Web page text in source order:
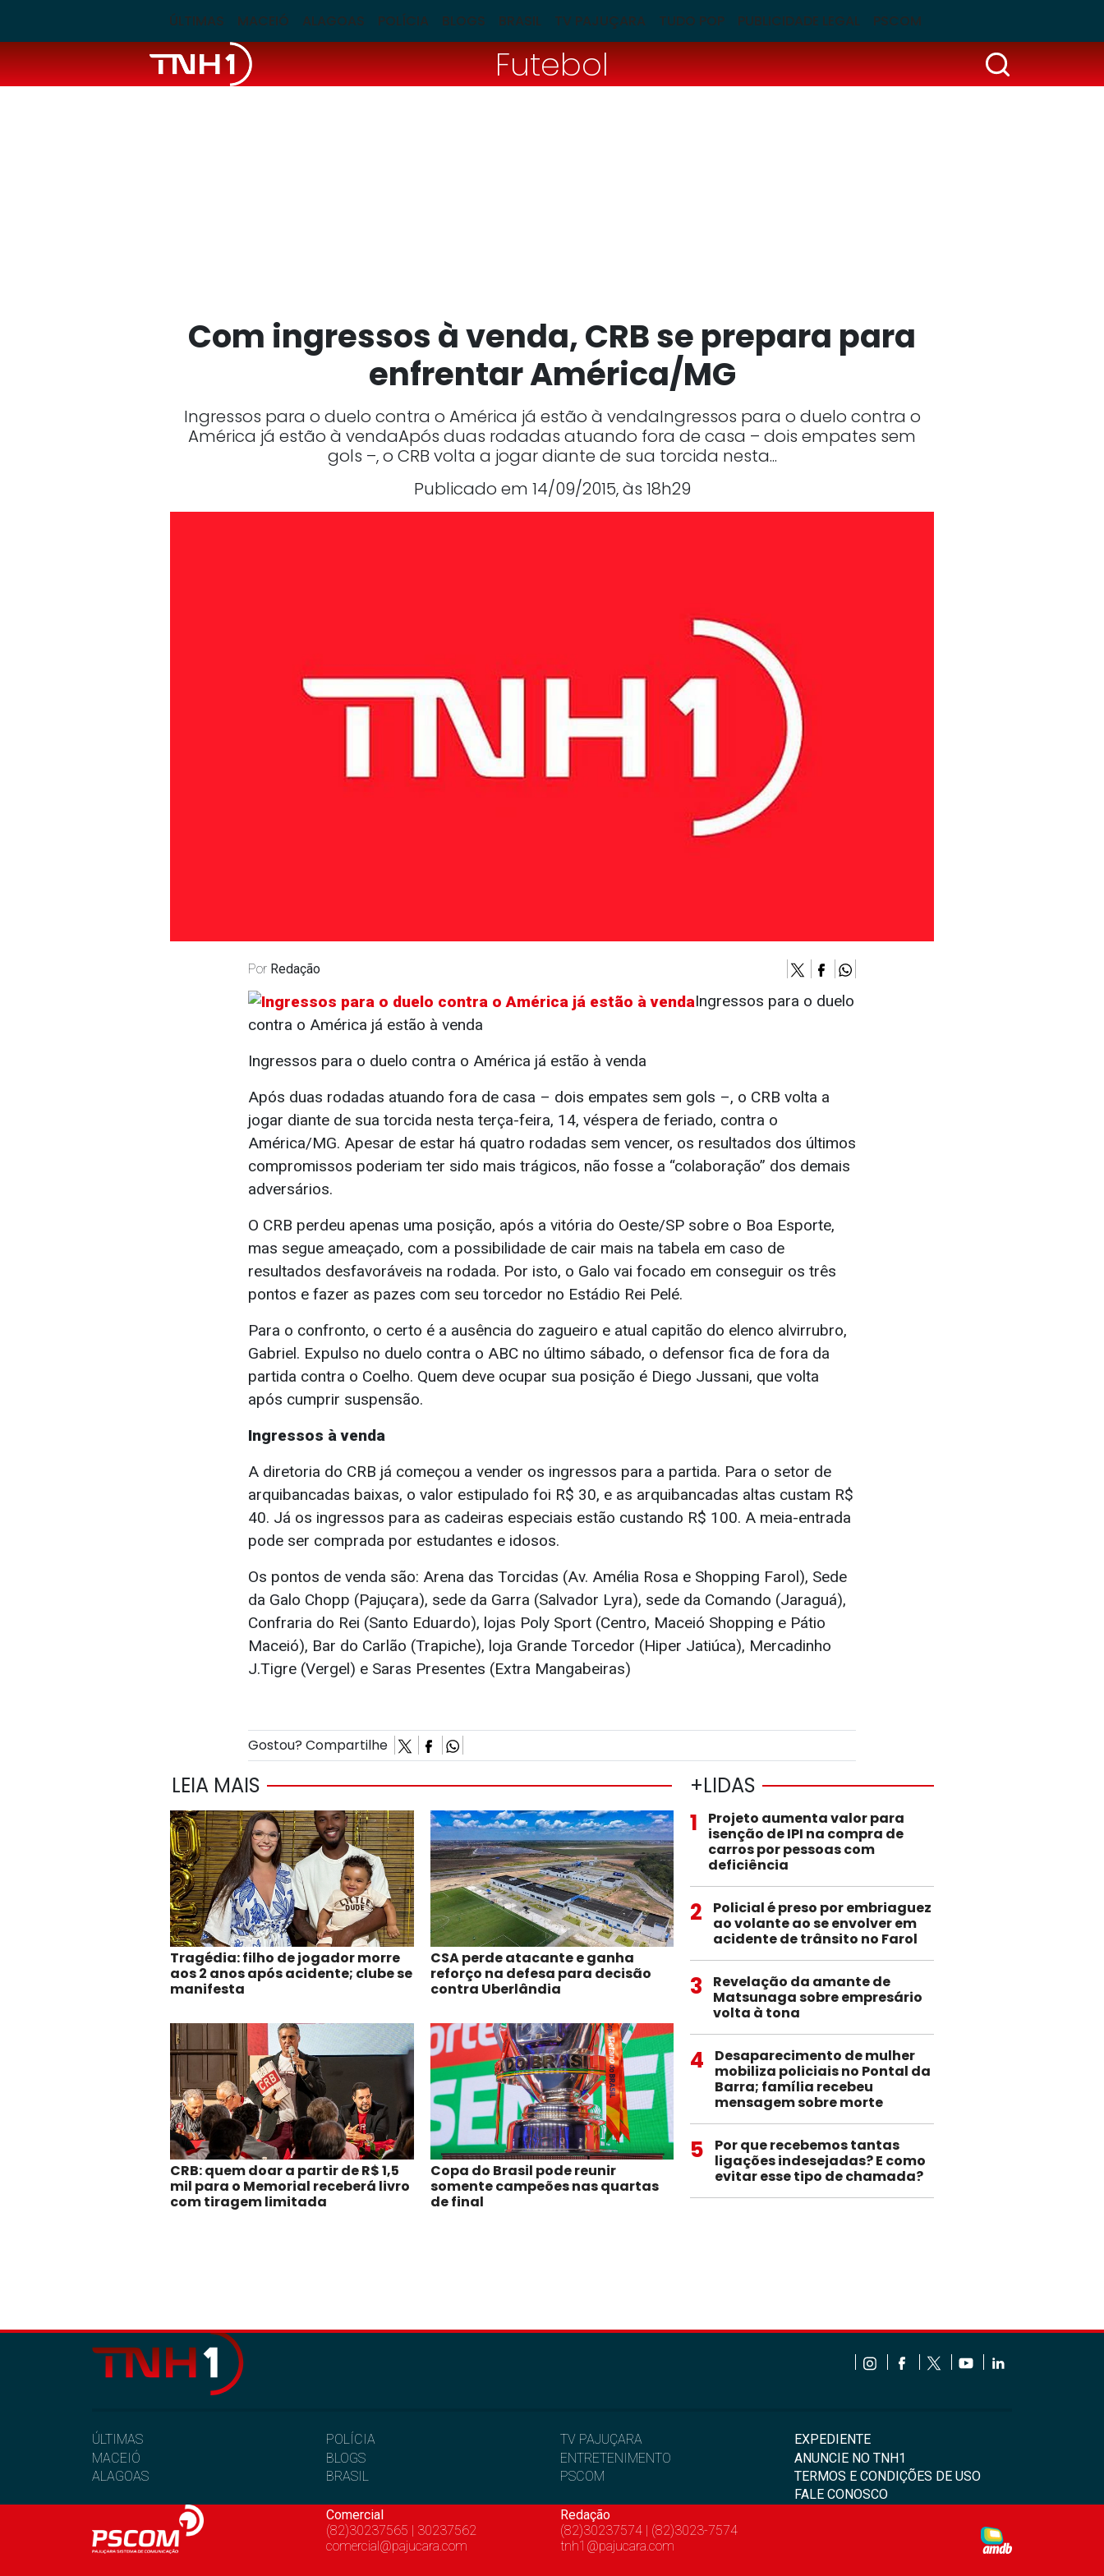
ÚLTIMAS MACEIÓ ALAGOAS POLÍCIA BLOGS BRASIL TV PAJUÇARA TUDO POP PUBLICIDADE LEGAL PSCOM
Futebol
Com ingressos à venda, CRB se prepara para
enfrentar América/MG
Ingressos para o duelo contra o América já estão à vendaIngressos para o duelo contra o
América já estão à vendaApós duas rodadas atuando fora de casa – dois empates sem
gols –, o CRB volta a jogar diante de sua torcida nesta...
Publicado em 14/09/2015, às 18h29
Por Redação
Ingressos para o duelo
contra o América já estão à venda
Ingressos para o duelo contra o América já estão à venda
Após duas rodadas atuando fora de casa – dois empates sem gols –, o CRB volta a
jogar diante de sua torcida nesta terça-feira, 14, véspera de feriado, contra o
América/MG. Apesar de estar há quatro rodadas sem vencer, os resultados dos últimos
compromissos poderiam ter sido mais trágicos, não fosse a “colaboração” dos demais
adversários.
O CRB perdeu apenas uma posição, após a vitória do Oeste/SP sobre o Boa Esporte,
mas segue ameaçado, com a possibilidade de cair mais na tabela em caso de
resultados desfavoráveis na rodada. Por isto, o Galo vai focado em conseguir os três
pontos e fazer as pazes com seu torcedor no Estádio Rei Pelé.
Para o confronto, o certo é a ausência do zagueiro e atual capitão do elenco alvirrubro,
Gabriel. Expulso no duelo contra o ABC no último sábado, o defensor fica de fora da
partida contra o Coelho. Quem deve ocupar sua posição é Diego Jussani, que volta
após cumprir suspensão.
Ingressos à venda
A diretoria do CRB já começou a vender os ingressos para a partida. Para o setor de
arquibancadas baixas, o valor estipulado foi R$ 30, e as arquibancadas altas custam R$
40. Já os ingressos para as cadeiras especiais estão custando R$ 100. A meia-entrada
pode ser comprada por estudantes e idosos.
Os pontos de venda são: Arena das Torcidas (Av. Amélia Rosa e Shopping Farol), Sede
da Galo Chopp (Pajuçara), sede da Garra (Salvador Lyra), sede da Comando (Jaraguá),
Confraria do Rei (Santo Eduardo), lojas Poly Sport (Centro, Maceió Shopping e Pátio
Maceió), Bar do Carlão (Trapiche), loja Grande Torcedor (Hiper Jatiúca), Mercadinho
J.Tigre (Vergel) e Saras Presentes (Extra Mangabeiras)
Gostou? Compartilhe
LEIA MAIS
Tragédia: filho de jogador morre
aos 2 anos após acidente; clube se
manifesta
CSA perde atacante e ganha
reforço na defesa para decisão
contra Uberlândia
CRB: quem doar a partir de R$ 1,5
mil para o Memorial receberá livro
com tiragem limitada
Copa do Brasil pode reunir
somente campeões nas quartas
de final
+LIDAS
1
Projeto aumenta valor para
isenção de IPI na compra de
carros por pessoas com
deficiência
2
Policial é preso por embriaguez
ao volante ao se envolver em
acidente de trânsito no Farol
3
Revelação da amante de
Matsunaga sobre empresário
volta à tona
4
Desaparecimento de mulher
mobiliza policiais no Pontal da
Barra; família recebeu
mensagem sobre morte
5
Por que recebemos tantas
ligações indesejadas? E como
evitar esse tipo de chamada?
ÚLTIMAS
MACEIÓ
ALAGOAS
POLÍCIA
BLOGS
BRASIL
TV PAJUÇARA
ENTRETENIMENTO
PSCOM
EXPEDIENTE
ANUNCIE NO TNH1
TERMOS E CONDIÇÕES DE USO
FALE CONOSCO
Comercial
(82)30237565 | 30237562
comercial@pajucara.com
Redação
(82)30237574 | (82)3023-7574
tnh1@pajucara.com